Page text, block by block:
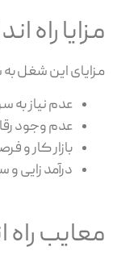
مزایا راه
مزایای این شغل
عدم نیاز به
عدم وجود
بازار کار
درآمد زایی
معایب راه